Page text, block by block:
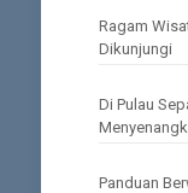
Ragam
Dikunjungi
Di Pulau
Panduan